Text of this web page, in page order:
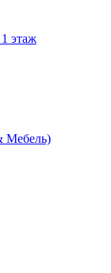
этаж
Мебель)